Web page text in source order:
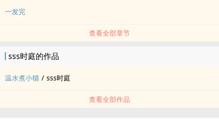
一发完
查看全部章节
sss时庭的作品
温水煮小猫 / sss时庭
查看全部作品